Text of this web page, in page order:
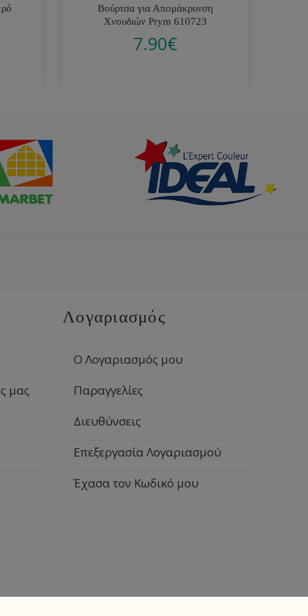
Βούρτσα για Απομάκρυνση
Χνουδιών Prym 610723
7.90€
μας
Λογαριασμός
Ο Λογαριασμός μου
Παραγγελίες
Διευθύνσεις
Επεξεργασία Λογαριασμού
Έχασα τον Κωδικό μου